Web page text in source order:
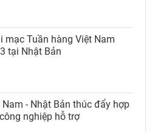
mạc Tuần hàng Việt Nam
tại Nhật Bản
Nam - Nhật Bản thúc đẩy hợp
nghiệp hỗ trợ